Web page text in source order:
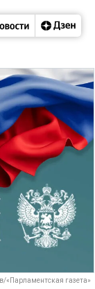
«Парламентская газета»